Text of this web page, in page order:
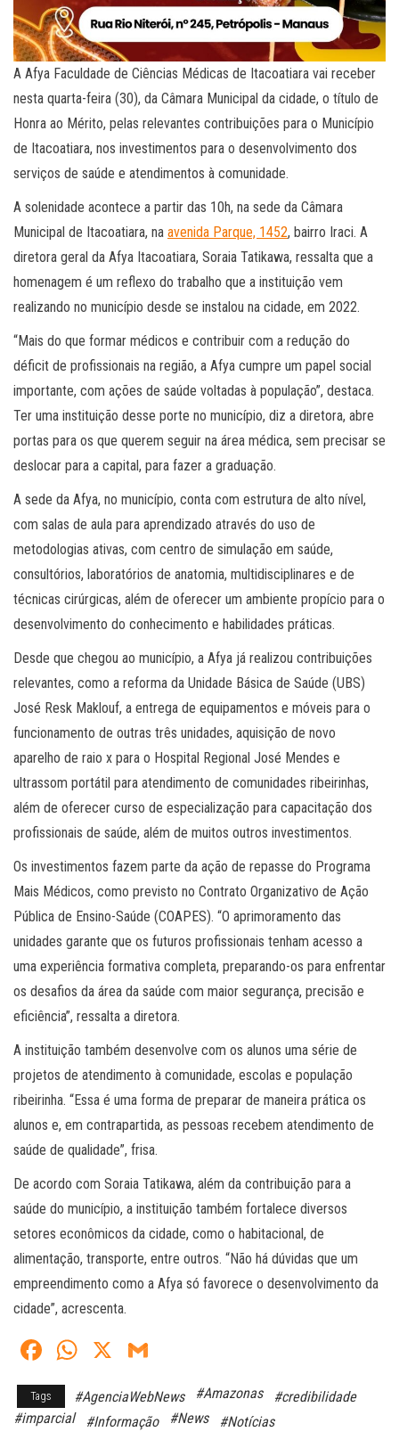
A Afya Faculdade de Ciências Médicas de Itacoatiara vai receber
nesta quarta-feira (30), da Câmara Municipal da cidade, o título de
Honra ao Mérito, pelas relevantes contribuições para o Município
de Itacoatiara, nos investimentos para o desenvolvimento dos
serviços de saúde e atendimentos à comunidade.
A solenidade acontece a partir das 10h, na sede da Câmara
Municipal de Itacoatiara, na avenida Parque, 1452, bairro Iraci. A
diretora geral da Afya Itacoatiara, Soraia Tatikawa, ressalta que a
homenagem é um reflexo do trabalho que a instituição vem
realizando no município desde se instalou na cidade, em 2022.
“Mais do que formar médicos e contribuir com a redução do
déficit de profissionais na região, a Afya cumpre um papel social
importante, com ações de saúde voltadas à população”, destaca.
Ter uma instituição desse porte no município, diz a diretora, abre
portas para os que querem seguir na área médica, sem precisar se
deslocar para a capital, para fazer a graduação.
A sede da Afya, no município, conta com estrutura de alto nível,
com salas de aula para aprendizado através do uso de
metodologias ativas, com centro de simulação em saúde,
consultórios, laboratórios de anatomia, multidisciplinares e de
técnicas cirúrgicas, além de oferecer um ambiente propício para o
desenvolvimento do conhecimento e habilidades práticas.
Desde que chegou ao município, a Afya já realizou contribuições
relevantes, como a reforma da Unidade Básica de Saúde (UBS)
José Resk Maklouf, a entrega de equipamentos e móveis para o
funcionamento de outras três unidades, aquisição de novo
aparelho de raio x para o Hospital Regional José Mendes e
ultrassom portátil para atendimento de comunidades ribeirinhas,
além de oferecer curso de especialização para capacitação dos
profissionais de saúde, além de muitos outros investimentos.
Os investimentos fazem parte da ação de repasse do Programa
Mais Médicos, como previsto no Contrato Organizativo de Ação
Pública de Ensino-Saúde (COAPES). “O aprimoramento das
unidades garante que os futuros profissionais tenham acesso a
uma experiência formativa completa, preparando-os para enfrentar
os desafios da área da saúde com maior segurança, precisão e
eficiência”, ressalta a diretora.
A instituição também desenvolve com os alunos uma série de
projetos de atendimento à comunidade, escolas e população
ribeirinha. “Essa é uma forma de preparar de maneira prática os
alunos e, em contrapartida, as pessoas recebem atendimento de
saúde de qualidade”, frisa.
De acordo com Soraia Tatikawa, além da contribuição para a
saúde do município, a instituição também fortalece diversos
setores econômicos da cidade, como o habitacional, de
alimentação, transporte, entre outros. “Não há dúvidas que um
empreendimento como a Afya só favorece o desenvolvimento da
cidade”, acrescenta.
Fa
ce
bo
W
ts
A
X
ail
Tags #AgenciaWebNews #Amazonas
#credibilidade
#imparcial
#Informação #News #Notícias